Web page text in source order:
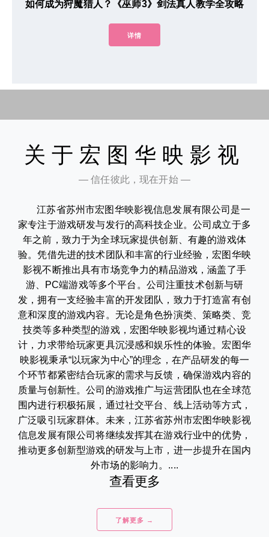
如何成为狩魔猎人？《巫师3》剑法真人教学全攻略
详情
关于宏图华映影视
— 信任彼此，现在开始 —
江苏省苏州市宏图华映影视信息发展有限公司是一
家专注于游戏研发与发行的高科技企业。公司成立于多
年之前，致力于为全球玩家提供创新、有趣的游戏体
验。凭借先进的技术团队和丰富的行业经验，宏图华映
影视不断推出具有市场竞争力的精品游戏，涵盖了手
游、PC端游戏等多个平台。公司注重技术创新与研
发，拥有一支经验丰富的开发团队，致力于打造富有创
意和深度的游戏内容。无论是角色扮演类、策略类、竞
技类等多种类型的游戏，宏图华映影视均通过精心设
计，力求带给玩家更具沉浸感和娱乐性的体验。宏图华
映影视秉承“以玩家为中心”的理念，在产品研发的每一
个环节都紧密结合玩家的需求与反馈，确保游戏内容的
质量与创新性。公司的游戏推广与运营团队也在全球范
围内进行积极拓展，通过社交平台、线上活动等方式，
广泛吸引玩家群体。未来，江苏省苏州市宏图华映影视
信息发展有限公司将继续发挥其在游戏行业中的优势，
推动更多创新型游戏的研发与上市，进一步提升在国内
外市场的影响力。....
查看更多
了解更多 →